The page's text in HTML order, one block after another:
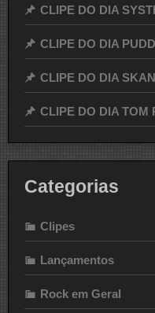
CLIPE DO DIA
CLIPE DO DIA
CLIPE DO DIA
CLIPE DO DIA TOM
Categorias
Clipes
Lançamentos
Rock em Geral